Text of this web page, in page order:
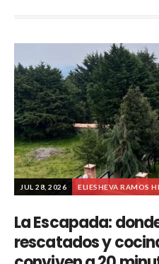
JUL 28, 2026 ELIESHEVA RAMOS
La Escapada:
rescatados y